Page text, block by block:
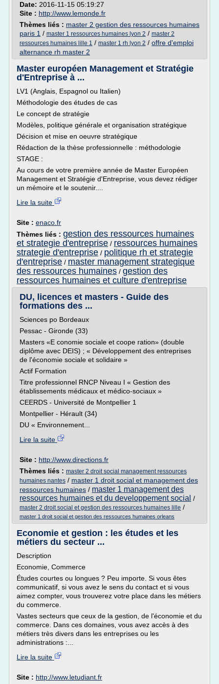
Date: 2016-11-15 05:19:27
Site : http://www.lemonde.fr
Thèmes liés : master 2 gestion des ressources humaines
paris 1 / master 1 ressources humaines lyon 2 / master 2
ressources humaines lille 1 / master 1 rh lyon 2 / offre d'emploi
alternance rh master 2
Master européen Management et Stratégie
d'Entreprise à ...
LV1 (Anglais, Espagnol ou Italien)
Méthodologie des études de cas
Le concept de stratégie
Modèles, politique générale et organisation stratégique
Décision et mise en oeuvre stratégique
Rédaction de la thèse professionnelle : méthodologie
STAGE :
Au cours de votre première année de Master Européen
Management et Stratégie d'Entreprise, vous devez rédiger
un mémoire et le soutenir....
Lire la suite
Site : enaco.fr
Thèmes liés : gestion des ressources humaines
et strategie d'entreprise / ressources humaines
strategie d'entreprise / politique rh et strategie
d'entreprise / master management strategique
des ressources humaines / gestion des
ressources humaines et culture d'entreprise
DU, licences et masters - Guide des
formations des ...
Sciences po Bordeaux
Pessac - Gironde (33)
Masters «E conomie sociale et coope ration» (double
diplôme avec DEIS) ; « Développement des entreprises
de l'économie sociale et solidaire »
Actif Formation
Titre professionnel RNCP Niveau I « Gestion des
établissements médicaux et médico-sociaux »
CEERDS - Université de Montpellier 1
Montpellier - Hérault (34)
DU « Environnement...
Lire la suite
Site : http://www.directions.fr
Thèmes liés : master 2 droit social management ressources
humaines nantes / master 1 droit social et management des
ressources humaines / master 1 management des
ressources humaines et du developpement social /
master 2 droit social et gestion des ressources humaines lille /
master 1 droit social et gestion des ressources humaines orleans
Economie et gestion : les études et les
métiers du secteur ...
Description
Economie, Commerce
Études courtes ou longues ? Peu importe. Si vous êtes
communicatif, si vous avez le sens du contact et si vous
aimez compter, vous trouverez votre place dans les métiers
du commerce.
Vastes secteurs que ceux de la gestion, de l'économie et du
commerce. Dans ces domaines, vous avez accès à des
métiers très divers dans les entreprises ou les
administrations :...
Lire la suite
Site : http://www.letudiant.fr